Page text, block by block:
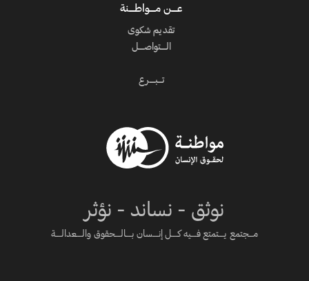
نوثق - نساند - نؤثر
مـــجتمع يــــتمتع فــــيه كــــل إنــــسان بــــالــــحقوق والــــعدالــــة
عــــن مــــواطــــنة
تقديم شكوى
الــــتواصــــل
تـــبــــرع